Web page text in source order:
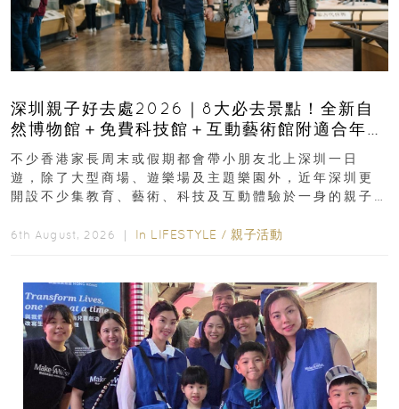
深圳親子好去處2026｜8大必去景點！全新自
然博物館＋免費科技館＋互動藝術館附適合年
齡、交通、門票、開放時間
不少香港家長周末或假期都會帶小朋友北上深圳一日
遊，除了大型商場、遊樂場及主題樂園外，近年深圳更
開設不少集教育、藝術、科技及互動體驗於一身的親子
6th August, 2026 ｜ In LIFESTYLE / 親子活動